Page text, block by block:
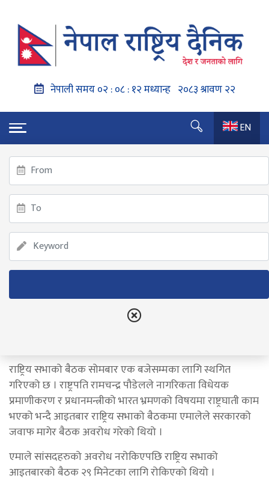
EN
गृहपृष्ठ
राष्ट्रिय सभा बैठक सोमबार एक बजेसम्मका लागि स्थगित
राष्ट्रिय सभा बैठक सोमबार एक
बजेसम्मका लागि स्थगित
June 4, 2023
राष्ट्रिय सभाको बैठक सोमबार एक बजेसम्मका लागि स्थगित
गरिएको छ । राष्ट्रपति रामचन्द्र पौडेलले नागरिकता विधेयक
प्रमाणीकरण र प्रधानमन्त्रीको भारत भ्रमणको विषयमा राष्ट्रघाती काम
भएको भन्दै आइतबार राष्ट्रिय सभाको बैठकमा एमालेले सरकारको
जवाफ मागेर बैठक अवरोध गरेको थियो ।
एमाले सांसदहरुको अवरोध नरोकिएपछि राष्ट्रिय सभाको
आइतबारको बैठक २९ मिनेटका लागि रोकिएको थियो ।